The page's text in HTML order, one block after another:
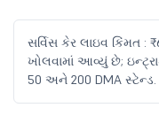
સર્વિસ કેર લાઇવ કિંમત :
ખોલવામાં આવ્યું છે;
50 અને 200 DMA સ્ટેન્ડ.